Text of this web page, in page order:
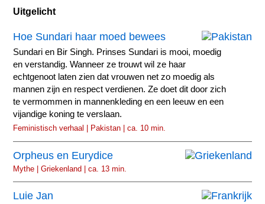
Uitgelicht
Hoe Sundari haar moed bewees
Sundari en Bir Singh. Prinses Sundari is mooi, moedig
en verstandig. Wanneer ze trouwt wil ze haar
echtgenoot laten zien dat vrouwen net zo moedig als
mannen zijn en respect verdienen. Ze doet dit door zich
te vermommen in mannenkleding en een leeuw en een
vijandige koning te verslaan.
Feministisch verhaal | Pakistan | ca. 10 min.
Orpheus en Eurydice
Mythe | Griekenland | ca. 13 min.
Luie Jan